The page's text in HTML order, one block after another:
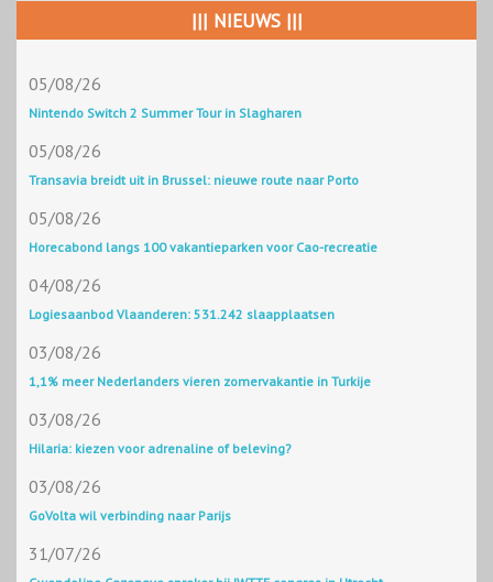
||| NIEUWS |||
05/08/26
Nintendo Switch 2 Summer Tour in Slagharen
05/08/26
Transavia breidt uit in Brussel: nieuwe route naar Porto
05/08/26
Horecabond langs 100 vakantieparken voor Cao-recreatie
04/08/26
Logiesaanbod Vlaanderen: 531.242 slaapplaatsen
03/08/26
1,1% meer Nederlanders vieren zomervakantie in Turkije
03/08/26
Hilaria: kiezen voor adrenaline of beleving?
03/08/26
GoVolta wil verbinding naar Parijs
31/07/26